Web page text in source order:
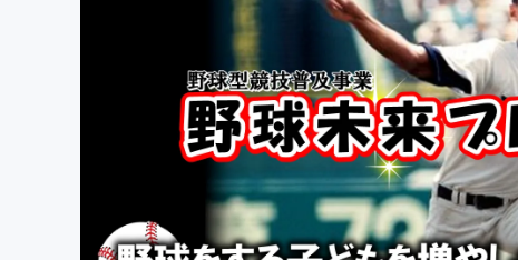
映像・映画
ビジネス・起業
まちづくり・地域活性化